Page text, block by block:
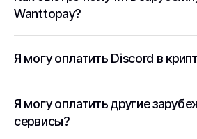
Wanttopay?
Я могу оплатить Discord в
Я могу оплатить другие
сервисы?